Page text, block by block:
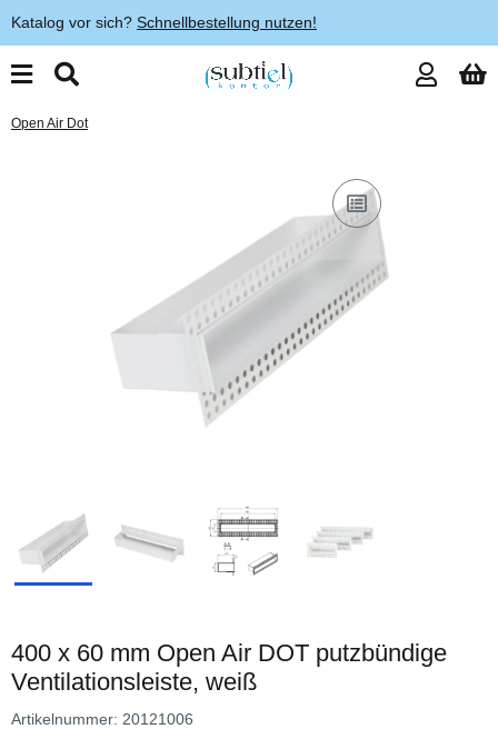
Katalog vor sich? Schnellbestellung nutzen!
Open Air Dot
400 x 60 mm Open Air DOT putzbündige
Ventilationsleiste, weiß
Artikelnummer: 20121006